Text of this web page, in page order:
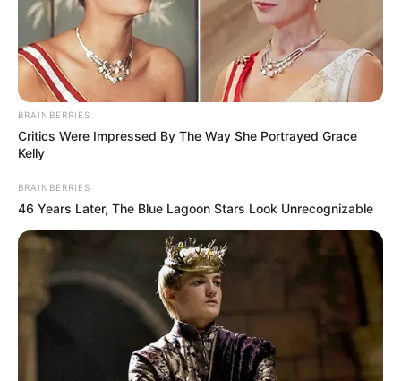
BRAINBERRIES
Critics Were Impressed By The Way She Portrayed Grace
Kelly
BRAINBERRIES
46 Years Later, The Blue Lagoon Stars Look Unrecognizable